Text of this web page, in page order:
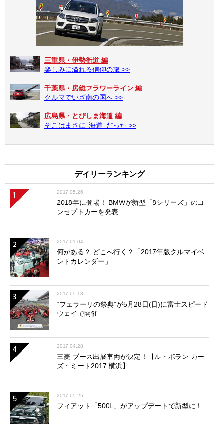
三重県・伊勢街道 編
楽しみに溢れる信仰の旅 >>
千葉県・房総フラワーライン 編
クルマでいざ南の国へ >>
広島県・とびしま海道 編
そこはまさに｢海道｣だった >>
デイリーランキング
1 2017.05.26
2018年に登場！ BMWが新型「8シリーズ」のコ
ンセプトカーを発表
2 2017.01.04
何がある？ どこへ行く？「2017年版クルマイベ
ントカレンダー」
3 2017.05.18
“フェラーリの祭典”が5月28日(日)に富士スピード
ウェイで開催
4 2017.04.28
三菱 ブース出展車両が決定！【ル・ボラン カー
ズ・ミート2017 横浜】
5 2017.05.25
フィアット「500L」がアップデートで新型に！